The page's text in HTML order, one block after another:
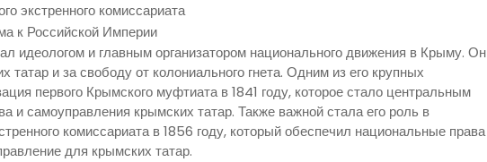
экстренного комиссариата
к Российской Империи
идеологом и главным организатором национального движения в Крыму. Он
татар и за свободу от колониального гнета. Одним из его крупных
первого Крымского муфтиата в 1841 году, которое стало центральным
и самоуправления крымских татар. Также важной стала его роль в
комиссариата в 1856 году, который обеспечил национальные права
для крымских татар.